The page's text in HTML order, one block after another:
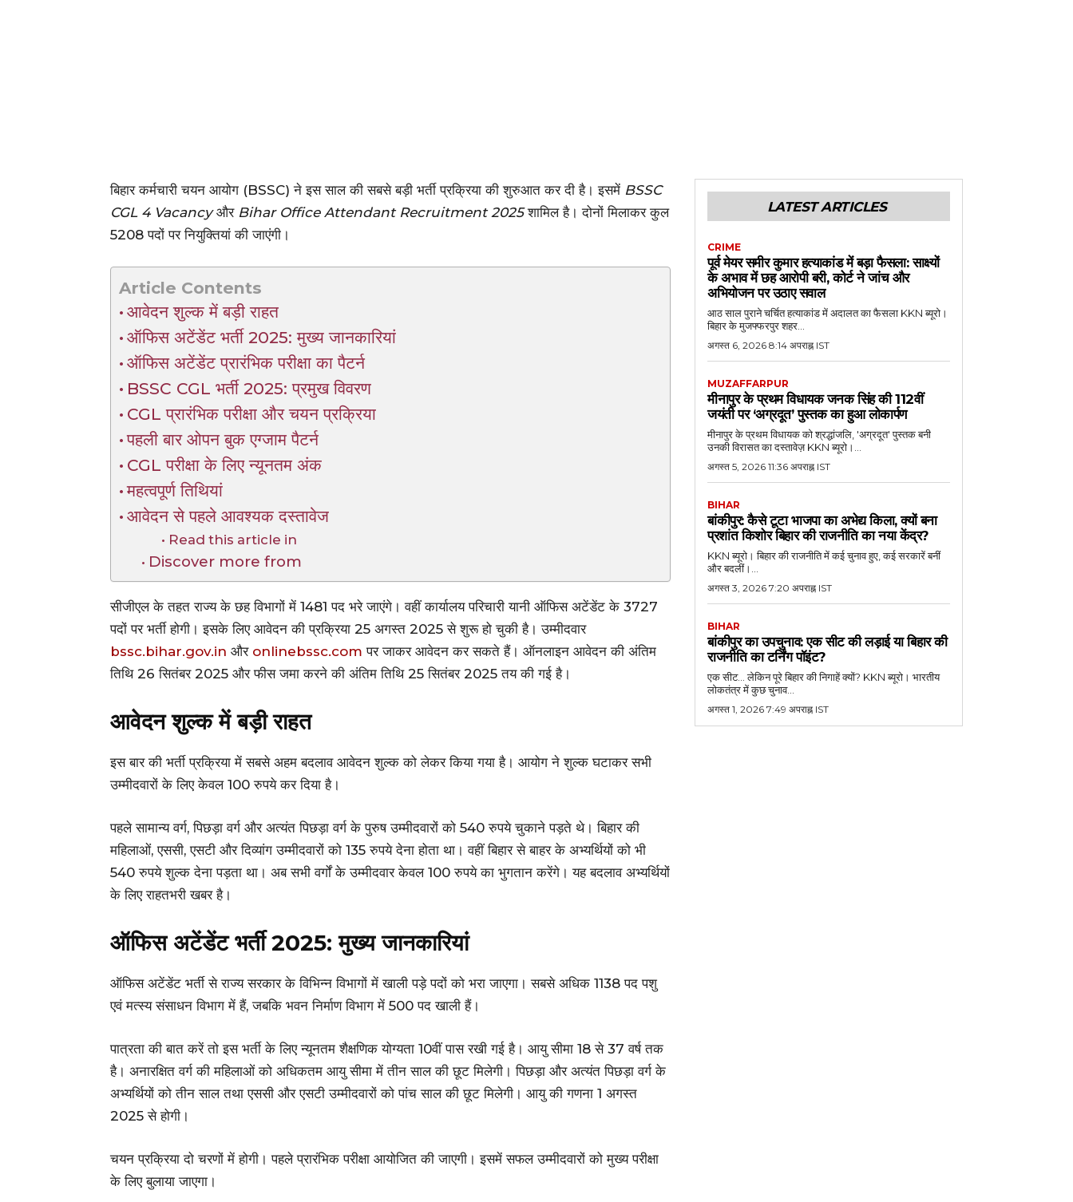
बिहार कर्मचारी चयन आयोग (BSSC) ने इस साल की सबसे बड़ी भर्ती प्रक्रिया की शुरुआत कर दी है। इसमें BSSC
CGL 4 Vacancyऔर Bihar Office Attendant Recruitment 2025शामिल है। दोनों मिलाकर कुल
5208 पदों पर नियुक्तियां की जाएंगी।
Article Contents
आवेदन शुल्क में बड़ी राहत
ऑफिस अटेंडेंट भर्ती 2025: मुख्य जानकारियां
ऑफिस अटेंडेंट प्रारंभिक परीक्षा का पैटर्न
BSSC CGL भर्ती 2025: प्रमुख विवरण
CGL प्रारंभिक परीक्षा और चयन प्रक्रिया
पहली बार ओपन बुक एग्जाम पैटर्न
CGL परीक्षा के लिए न्यूनतम अंक
महत्वपूर्ण तिथियां
आवेदन से पहले आवश्यक दस्तावेज
Read this article in
Discover more from
सीजीएल के तहत राज्य के छह विभागों में 1481 पद भरे जाएंगे। वहीं कार्यालय परिचारी यानी ऑफिस अटेंडेंट के 3727
पदों पर भर्ती होगी। इसके लिए आवेदन की प्रक्रिया 25 अगस्त 2025 से शुरू हो चुकी है। उम्मीदवार
bssc.bihar.gov.in और onlinebssc.com पर जाकर आवेदन कर सकते हैं। ऑनलाइन आवेदन की अंतिम
तिथि 26 सितंबर 2025 और फीस जमा करने की अंतिम तिथि 25 सितंबर 2025 तय की गई है।
आवेदन शुल्क में बड़ी राहत
इस बार की भर्ती प्रक्रिया में सबसे अहम बदलाव आवेदन शुल्क को लेकर किया गया है। आयोग ने शुल्क घटाकर सभी
उम्मीदवारों के लिए केवल 100 रुपये कर दिया है।
पहले सामान्य वर्ग, पिछड़ा वर्ग और अत्यंत पिछड़ा वर्ग के पुरुष उम्मीदवारों को 540 रुपये चुकाने पड़ते थे। बिहार की
महिलाओं, एससी, एसटी और दिव्यांग उम्मीदवारों को 135 रुपये देना होता था। वहीं बिहार से बाहर के अभ्यर्थियों को भी
540 रुपये शुल्क देना पड़ता था। अब सभी वर्गों के उम्मीदवार केवल 100 रुपये का भुगतान करेंगे। यह बदलाव अभ्यर्थियों
के लिए राहतभरी खबर है।
ऑफिस अटेंडेंट भर्ती 2025: मुख्य जानकारियां
ऑफिस अटेंडेंट भर्ती से राज्य सरकार के विभिन्न विभागों में खाली पड़े पदों को भरा जाएगा। सबसे अधिक 1138 पद पशु
एवं मत्स्य संसाधन विभाग में हैं, जबकि भवन निर्माण विभाग में 500 पद खाली हैं।
पात्रता की बात करें तो इस भर्ती के लिए न्यूनतम शैक्षणिक योग्यता 10वीं पास रखी गई है। आयु सीमा 18 से 37 वर्ष तक
है। अनारक्षित वर्ग की महिलाओं को अधिकतम आयु सीमा में तीन साल की छूट मिलेगी। पिछड़ा और अत्यंत पिछड़ा वर्ग के
अभ्यर्थियों को तीन साल तथा एससी और एसटी उम्मीदवारों को पांच साल की छूट मिलेगी। आयु की गणना 1 अगस्त
2025 से होगी।
चयन प्रक्रिया दो चरणों में होगी। पहले प्रारंभिक परीक्षा आयोजित की जाएगी। इसमें सफल उम्मीदवारों को मुख्य परीक्षा
के लिए बुलाया जाएगा।
LATEST ARTICLES
CRIME
पूर्व मेयर समीर कुमार हत्याकांड में बड़ा फैसला: साक्ष्यों
के अभाव में छह आरोपी बरी, कोर्ट ने जांच और
अभियोजन पर उठाए सवाल
आठ साल पुराने चर्चित हत्याकांड में अदालत का फैसला KKN ब्यूरो।
बिहार के मुजफ्फरपुर शहर...
अगस्त 6, 2026 8:14 अपराह्न IST
MUZAFFARPUR
मीनापुर के प्रथम विधायक जनक सिंह की 112वीं
जयंती पर ‘अग्रदूत’ पुस्तक का हुआ लोकार्पण
मीनापुर के प्रथम विधायक को श्रद्धांजलि, 'अग्रदूत' पुस्तक बनी
उनकी विरासत का दस्तावेज़ KKN ब्यूरो।...
अगस्त 5, 2026 11:36 अपराह्न IST
BIHAR
बांकीपुर: कैसे टूटा भाजपा का अभेद्य किला, क्यों बना
प्रशांत किशोर बिहार की राजनीति का नया केंद्र?
KKN ब्यूरो। बिहार की राजनीति में कई चुनाव हुए, कई सरकारें बनीं
और बदलीं।...
अगस्त 3, 2026 7:20 अपराह्न IST
BIHAR
बांकीपुर का उपचुनाव: एक सीट की लड़ाई या बिहार की
राजनीति का टर्निंग पॉइंट?
एक सीट... लेकिन पूरे बिहार की निगाहें क्यों? KKN ब्यूरो। भारतीय
लोकतंत्र में कुछ चुनाव...
अगस्त 1, 2026 7:49 अपराह्न IST